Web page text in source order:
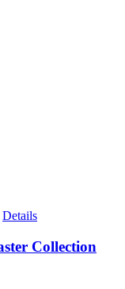
Details
Collection